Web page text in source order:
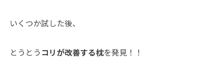
いくつか試した後、
とうとう コリが改善する枕を発見！！